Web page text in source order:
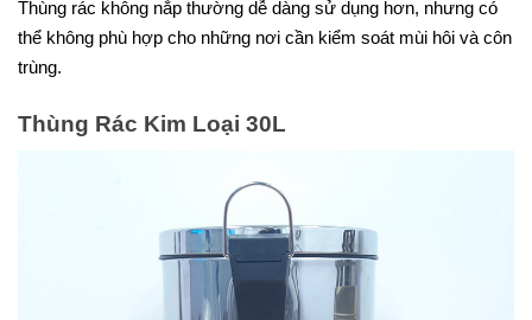
Thùng rác không nắp thường dễ dàng sử dụng hơn, nhưng có
thể không phù hợp cho những nơi cần kiểm soát mùi hôi và côn
trùng.
Thùng Rác Kim Loại 30L